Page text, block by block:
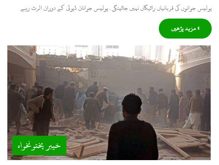
پولیس جوانوں کی قربانیاں رائیگاں نہیں جائینگی۔پولیس جوانان ڈیوٹی کے دوران الرٹ رہے
» مزید پڑھیں
خیبر پختونخواہ